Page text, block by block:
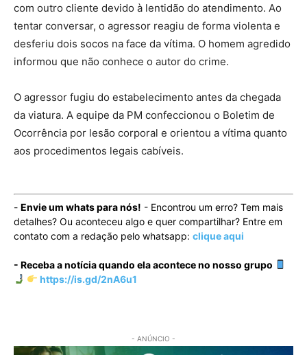
com outro cliente devido à lentidão do atendimento. Ao
tentar conversar, o agressor reagiu de forma violenta e
desferiu dois socos na face da vítima. O homem agredido
informou que não conhece o autor do crime.
O agressor fugiu do estabelecimento antes da chegada
da viatura. A equipe da PM confeccionou o Boletim de
Ocorrência por lesão corporal e orientou a vítima quanto
aos procedimentos legais cabíveis.
- Envie um whats para nós! - Encontrou um erro? Tem mais
detalhes? Ou aconteceu algo e quer compartilhar? Entre em
contato com a redação pelo whatsapp: clique aqui
- Receba a notícia quando ela acontece no nosso grupo
https://is.gd/2nA6u1
- ANÚNCIO -